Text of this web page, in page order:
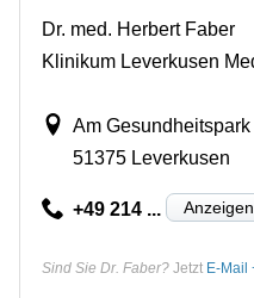
Dr. med. Herbert Faber
Klinikum Leverkusen
Am Gesundheitspark
51375 Leverkusen
+49 214 ... Anzeigen
Sind Sie Dr. Faber? Jetzt E-Mail